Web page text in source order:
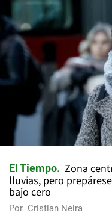
El Tiempo
Zona
lluvias, pero
bajo cero
Por Cristian Neira